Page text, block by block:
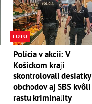
FOTO
Polícia v akcii: V
Košickom kraji
skontrolovali desiatky
obchodov aj SBS kvôli
rastu kriminality